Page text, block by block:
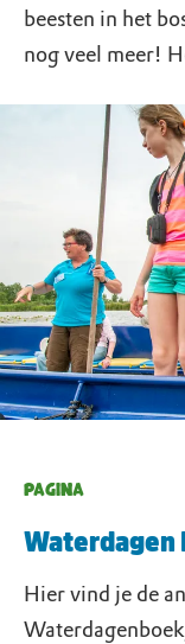
beesten in het
nog veel meer!
PAGINA
Waterdagen
Hier vind je de